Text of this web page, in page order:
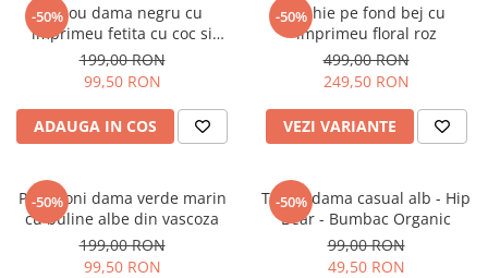
-50%
Tricou dama negru cu
imprimeu fetita cu coc si
ochelari albastrii
199,00 RON
99,50 RON
ADAUGA IN COS
-50%
Rochie pe fond bej cu
imprimeu floral roz
499,00 RON
249,50 RON
VEZI VARIANTE
-50%
Pantaloni dama verde marin
cu buline albe din vascoza
199,00 RON
99,50 RON
-50%
Tricou dama casual alb - Hip
Bear - Bumbac Organic
99,00 RON
49,50 RON